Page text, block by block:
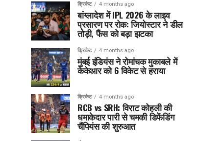
क्रिकेट 4 months ago
बांग्लादेश में IPL 2026 के लाइव
प्रसारण पर रोक: जियोस्टार ने डील
तोड़ी, फैंस को बड़ा झटका
क्रिकेट 4 months ago
मुंबई इंडियंस ने रोमांचक मुकाबले में
केकेआर को 6 विकेट से हराया
क्रिकेट 4 months ago
RCB vs SRH: विराट कोहली की
धमाकेदार पारी से चमकी डिफेंडिंग
चैंपियंस की शुरुआत